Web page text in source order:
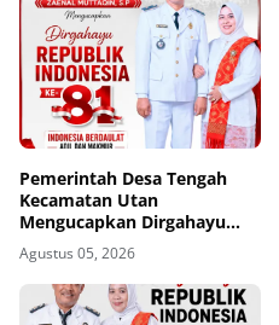
Pemerintah Desa Tengah
Kecamatan Utan
Mengucapkan Dirgahayu
Republik Indonesia ke-81
Agustus 05, 2026